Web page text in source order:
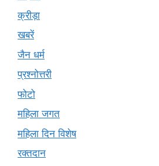
क्रीड़ा
खबरें
जैन धर्म
प्रश्नोत्तरी
फोटो
महिला जगत
महिला दिन विशेष
रक्तदान